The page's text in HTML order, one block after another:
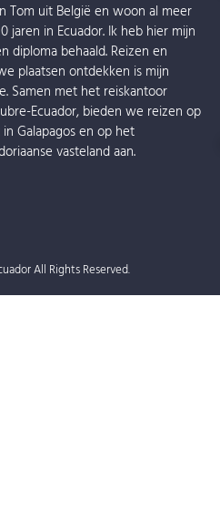
Tom uit België en woon al meer
jaren in Ecuador. Ik heb hier mijn
diploma behaald. Reizen en
plaatsen ontdekken is mijn
Samen met het reiskantoor
Ecuador, bieden we reizen op
in Galapagos en op het
vasteland aan.
All Rights Reserved.